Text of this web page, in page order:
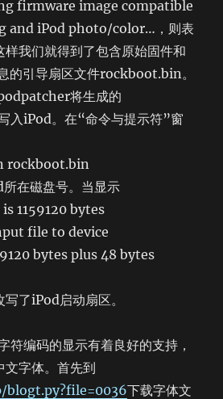
firmware image compatible
and iPod photo/color…，则表
样我们就得到了包含原始固件和
的引导扇区文件rockboot.bin。
将生成的
iPod。在“命令与提示符”窗
rockboot.bin
在磁盘号。当显示
1159120 bytes
file to device
bytes plus 48 bytes
了iPod启动扇区。
编码的显示有着良好的支持，
文字体。首先到
下载字体文